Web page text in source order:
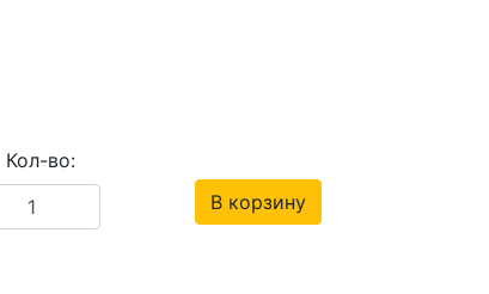
Кол-во:
В корзину